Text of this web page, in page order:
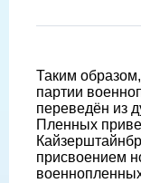
Таким
партии
переведëн из
Пленных
присвоением